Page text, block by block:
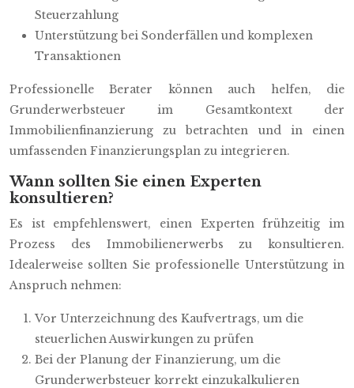
Steuerzahlung
Unterstützung bei Sonderfällen und komplexen
Transaktionen
Professionelle Berater können auch helfen, die
Grunderwerbsteuer im Gesamtkontext der
Immobilienfinanzierung zu betrachten und in einen
umfassenden Finanzierungsplan zu integrieren.
Wann sollten Sie einen Experten
konsultieren?
Es ist empfehlenswert, einen Experten frühzeitig im
Prozess des Immobilienerwerbs zu konsultieren.
Idealerweise sollten Sie professionelle Unterstützung in
Anspruch nehmen:
Vor Unterzeichnung des Kaufvertrags, um die
steuerlichen Auswirkungen zu prüfen
Bei der Planung der Finanzierung, um die
Grunderwerbsteuer korrekt einzukalkulieren